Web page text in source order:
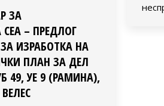
ЗА
– ПРЕДЛОГ
ИЗРАБОТКА НА
ПЛАН ЗА ДЕЛ
49, УЕ 9 (РАМИНА),